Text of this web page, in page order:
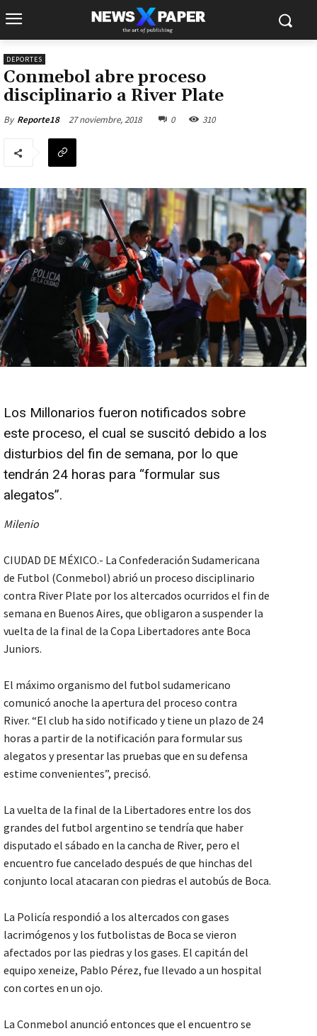
DEPORTES
Conmebol abre proceso
disciplinario a River Plate
By Reporte18 27 noviembre, 2018 0 310
Los Millonarios fueron notificados sobre
este proceso, el cual se suscitó debido a los
disturbios del fin de semana, por lo que
tendrán 24 horas para “formular sus
alegatos”.
Milenio
CIUDAD DE MÉXICO.- La Confederación Sudamericana
de Futbol (Conmebol) abrió un proceso disciplinario
contra River Plate por los altercados ocurridos el fin de
semana en Buenos Aires, que obligaron a suspender la
vuelta de la final de la Copa Libertadores ante Boca
Juniors.
El máximo organismo del futbol sudamericano
comunicó anoche la apertura del proceso contra
River. “El club ha sido notificado y tiene un plazo de 24
horas a partir de la notificación para formular sus
alegatos y presentar las pruebas que en su defensa
estime convenientes”, precisó.
La vuelta de la final de la Libertadores entre los dos
grandes del futbol argentino se tendría que haber
disputado el sábado en la cancha de River, pero el
encuentro fue cancelado después de que hinchas del
conjunto local atacaran con piedras el autobús de Boca.
La Policía respondió a los altercados con gases
lacrimógenos y los futbolistas de Boca se vieron
afectados por las piedras y los gases. El capitán del
equipo xeneize, Pablo Pérez, fue llevado a un hospital
con cortes en un ojo.
La Conmebol anunció entonces que el encuentro se